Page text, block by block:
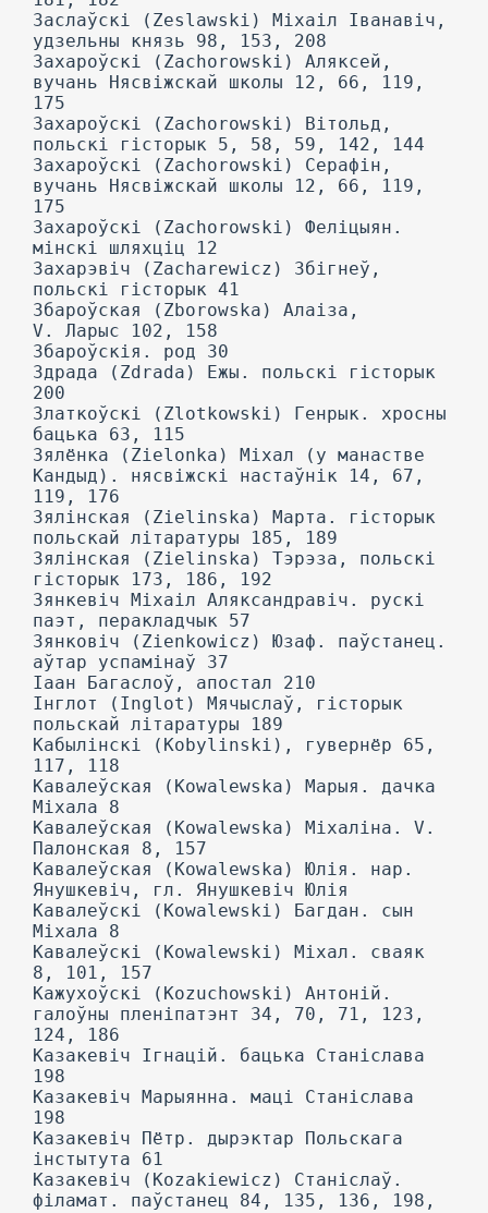
Заслаўскі (Zeslawski) Міхаіл Іванавіч,
удзельны князь 98, 153, 208
Захароўскі (Zachorowski) Аляксей,
вучань Нясвіжскай школы 12, 66, 119,
175
Захароўскі (Zachorowski) Вітольд,
польскі гісторык 5, 58, 59, 142, 144
Захароўскі (Zachorowski) Серафін,
вучань Нясвіжскай школы 12, 66, 119,
175
Захароўскі (Zachorowski) Феліцыян.
мінскі шляхціц 12
Захарэвіч (Zacharewicz) Збігнеў,
польскі гісторык 41
Збароўская (Zborowska) Алаіза,
V. Ларыс 102, 158
Збароўскія. род 30
Здрада (Zdrada) Ежы. польскі гісторык
200
Златкоўскі (Zlotkowski) Генрык. хросны
бацька 63, 115
Зялёнка (Zielonka) Міхал (у манастве
Кандыд). нясвіжскі настаўнік 14, 67,
119, 176
Зялінская (Zielinska) Марта. гісторык
польскай літаратуры 185, 189
Зялінская (Zielinska) Тэрэза, польскі
гісторык 173, 186, 192
Зянкевіч Міхаіл Аляксандравіч. рускі
паэт, перакладчык 57
Зянковіч (Zienkowicz) Юзаф. паўстанец.
аўтар успамінаў 37
Іаан Багаслоў, апостал 210
Інглот (Inglot) Мячыслаў, гісторык
польскай літаратуры 189
Кабылінскі (Kobylinski), гувернёр 65,
117, 118
Кавалеўская (Kowalewska) Марыя. дачка
Міхала 8
Кавалеўская (Kowalewska) Міхаліна. V.
Палонская 8, 157
Кавалеўская (Kowalewska) Юлія. нар.
Янушкевіч, гл. Янушкевіч Юлія
Кавалеўскі (Kowalewski) Багдан. сын
Міхала 8
Кавалеўскі (Kowalewski) Міхал. сваяк
8, 101, 157
Кажухоўскі (Kozuchowski) Антоній.
галоўны пленіпатэнт 34, 70, 71, 123,
124, 186
Казакевіч Ігнацій. бацька Станіслава
198
Казакевіч Марыянна. маці Станіслава
198
Казакевіч Пётр. дырэктар Польскага
інстытута 61
Казакевіч (Kozakiewicz) Станіслаў.
філамат. паўстанец 84, 135, 136, 198,